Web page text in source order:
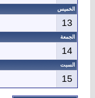
الخميس
13
الجمعة
14
السبت
15